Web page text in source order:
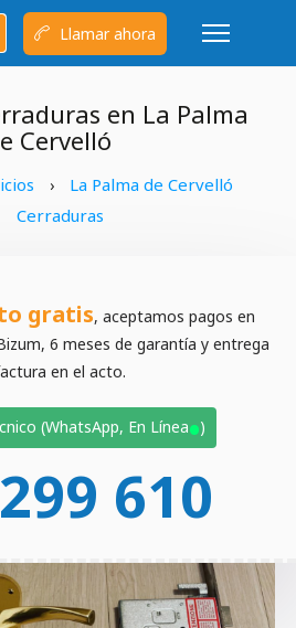
Llamar ahora
en La Palma
Cervelló
›
La Palma de Cervelló
Cerraduras
gratis, aceptamos pagos en
6 meses de garantía y entrega
en el acto.
(WhatsApp, En Línea•)
610